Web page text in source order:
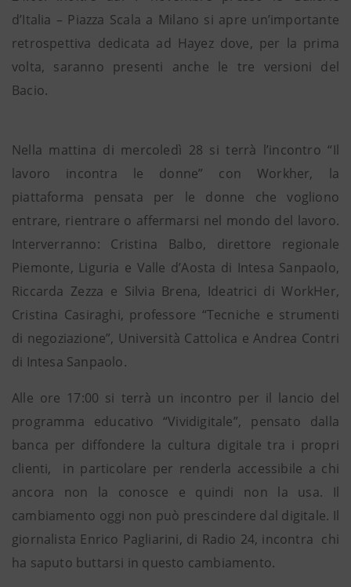
d’Italia – Piazza Scala a Milano si apre un’importante
retrospettiva dedicata ad Hayez dove, per la prima
volta, saranno presenti anche le tre versioni del
Bacio.
Nella mattina di mercoledì 28 si terrà l’incontro “Il
lavoro incontra le donne” con Workher, la
piattaforma pensata per le donne che vogliono
entrare, rientrare o affermarsi nel mondo del lavoro.
Interverranno: Cristina Balbo, direttore regionale
Piemonte, Liguria e Valle d’Aosta di Intesa Sanpaolo,
Riccarda Zezza e Silvia Brena, Ideatrici di WorkHer,
Cristina Casiraghi, professore “Tecniche e strumenti
di negoziazione”, Università Cattolica e Andrea Contri
di Intesa Sanpaolo.
Alle ore 17:00 si terrà un incontro per il lancio del
programma educativo “Vividigitale”, pensato dalla
banca per diffondere la cultura digitale tra i propri
clienti, in particolare per renderla accessibile a chi
ancora non la conosce e quindi non la usa. Il
cambiamento oggi non può prescindere dal digitale. Il
giornalista Enrico Pagliarini, di Radio 24, incontra chi
ha saputo buttarsi in questo cambiamento.